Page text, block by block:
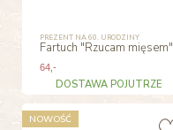
PREZENT NA 60. URODZINY
Fartuch "Rzucam mięsem"
64,-
DOSTAWA POJUTRZE
NOWOŚĆ